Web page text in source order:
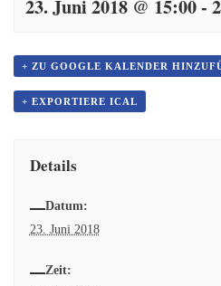
23. Juni 2018 @ 15:00 -
+ ZU GOOGLE KALENDER
+ EXPORTIERE ICAL
Details
Datum:
23. Juni 2018
Zeit: